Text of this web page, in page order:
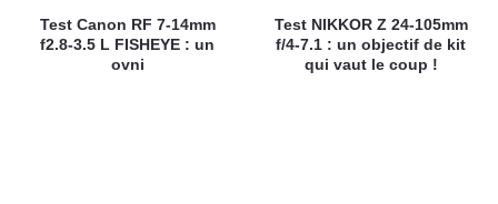
Test Canon RF 7-14mm
f2.8-3.5 L FISHEYE : un
ovni
Test NIKKOR Z 24-105mm
f/4-7.1 : un objectif de kit
qui vaut le coup !